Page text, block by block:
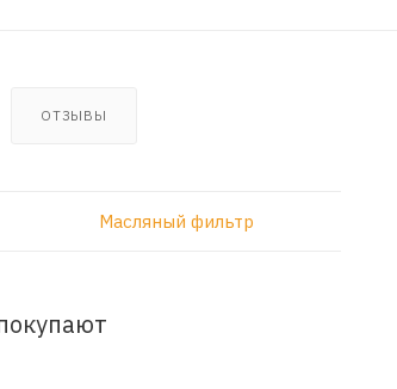
ОТЗЫВЫ
Масляный фильтр